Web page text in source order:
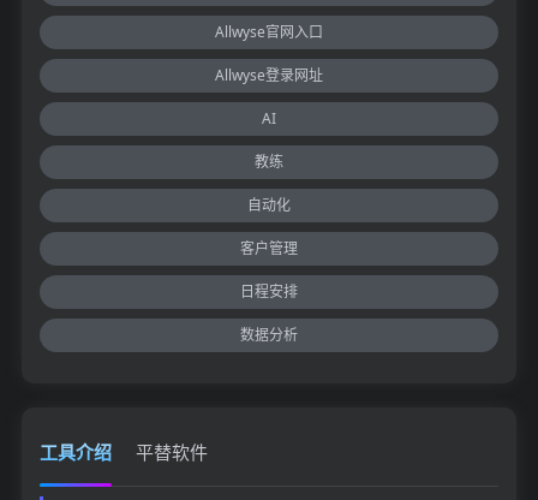
Allwyse官网入口
Allwyse登录网址
AI
教练
自动化
客户管理
日程安排
数据分析
工具介绍 平替软件